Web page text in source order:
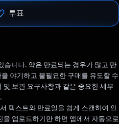
투표
습니다. 약은 만료되는 경우가 많고 만
야기하고 불필요한 구매를 유도할 수
보관 요구사항과 같은 중요한 세부
텍스트와 만료일을 쉽게 스캔하여 인
업로드하기만 하면 앱에서 자동으로